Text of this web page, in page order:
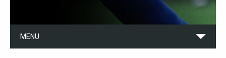
MENU